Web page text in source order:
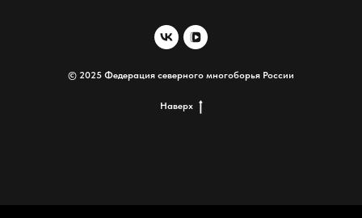
© 2025 Федерация северного многоборья России
Наверх